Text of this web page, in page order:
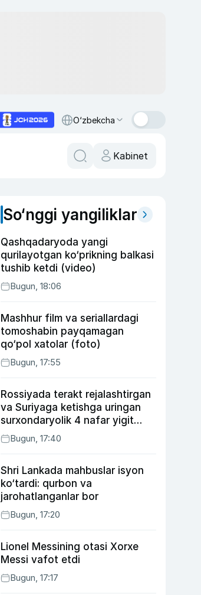
O‘zbekcha
Kabinet
So‘nggi yangiliklar
Qashqadaryoda yangi
qurilayotgan ko‘prikning balkasi
tushib ketdi (video)
Bugun, 18:06
Mashhur film va seriallardagi
tomoshabin payqamagan
qo‘pol xatolar (foto)
Bugun, 17:55
Rossiyada terakt rejalashtirgan
va Suriyaga ketishga uringan
surxondaryolik 4 nafar yigit
qamaldi
Bugun, 17:40
Shri Lankada mahbuslar isyon
ko‘tardi: qurbon va
jarohatlanganlar bor
Bugun, 17:20
Lionel Messining otasi Xorxe
Messi vafot etdi
Bugun, 17:17